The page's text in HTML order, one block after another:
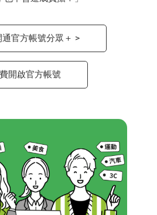
官方帳號分眾＋ >
開啟官方帳號